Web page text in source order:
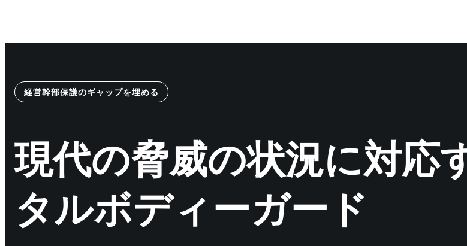
経営幹部保護のギャップを埋める
現代の脅威の状況に対応
タルボディーガード